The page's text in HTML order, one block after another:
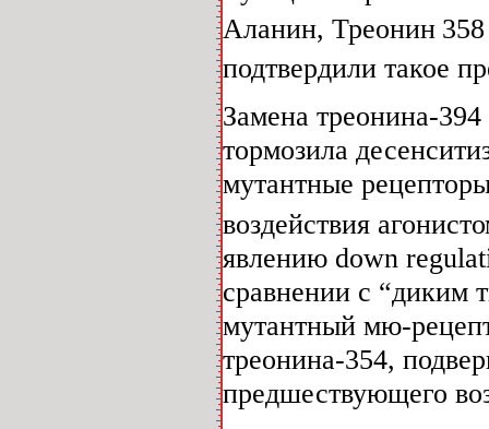
Аланин, Треонин
подтвердили такое
Замена треонина-
тормозила
мутантные
воздействия
явлению down
сравнении с “диким
мутантный мю-
треонина-354,
предшествующего